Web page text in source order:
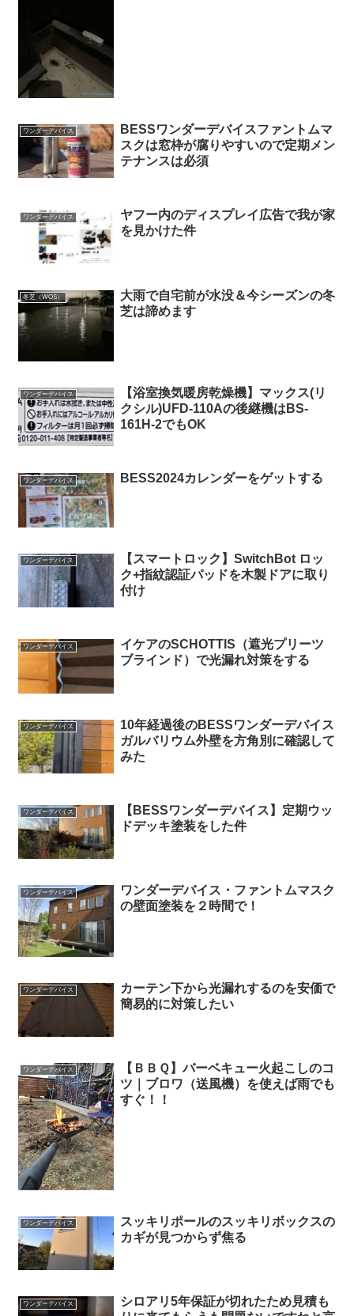
ワンダーデバイス
BESSワンダーデバイスファントムマ
スクは窓枠が腐りやすいので定期メン
テナンスは必須
ワンダーデバイス
ヤフー内のディスプレイ広告で我が家
を見かけた件
冬芝（WOS）
大雨で自宅前が水没＆今シーズンの冬
芝は諦めます
ワンダーデバイス
【浴室換気暖房乾燥機】マックス(リ
クシル)UFD-110Aの後継機はBS-
161H-2でもOK
ワンダーデバイス BESS2024カレンダーをゲットする
ワンダーデバイス
【スマートロック】SwitchBot ロッ
ク+指紋認証パッドを木製ドアに取り
付け
ワンダーデバイス
イケアのSCHOTTIS（遮光プリーツ
ブラインド）で光漏れ対策をする
ワンダーデバイス
10年経過後のBESSワンダーデバイス
ガルバリウム外壁を方角別に確認して
みた
ワンダーデバイス
【BESSワンダーデバイス】定期ウッ
ドデッキ塗装をした件
ワンダーデバイス
ワンダーデバイス・ファントムマスク
の壁面塗装を２時間で！
ワンダーデバイス
カーテン下から光漏れするのを安価で
簡易的に対策したい
ワンダーデバイス
【ＢＢＱ】バーベキュー火起こしのコ
ツ｜ブロワ（送風機）を使えば雨でも
すぐ！！
ワンダーデバイス
スッキリポールのスッキリボックスの
カギが見つからず焦る
ワンダーデバイス
シロアリ5年保証が切れたため見積も